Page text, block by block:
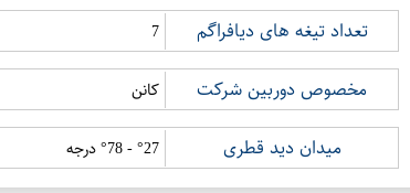
تعداد تیغه های دیافراگم 7
مخصوص دوربین شرکت کانن
میدان دید قطری °27 - °78 درجه